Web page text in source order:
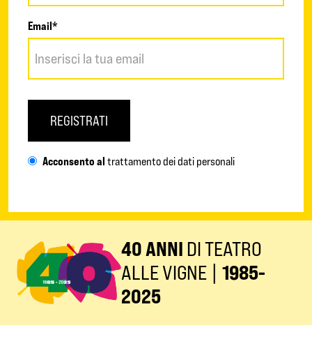
Email*
REGISTRATI
Acconsento al trattamento dei dati personali
40 ANNI DI TEATRO
ALLE VIGNE | 1985-
2025